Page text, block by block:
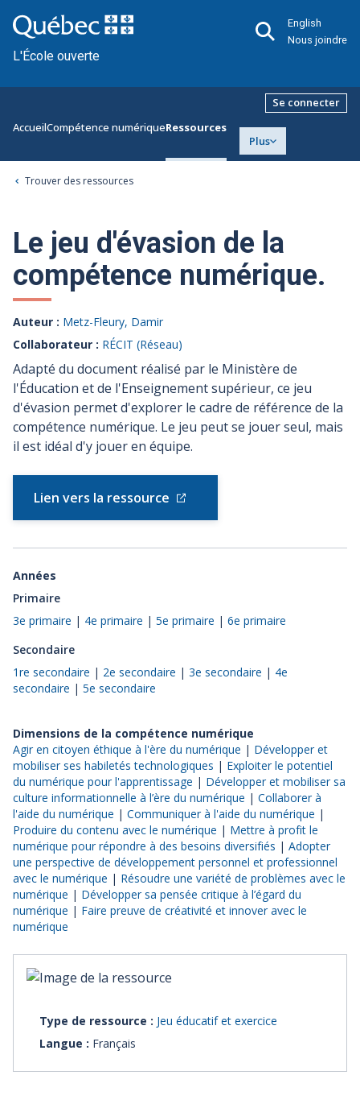
L'École ouverte
English
Nous joindre
AccueilCompétence numériqueRessources
Plus
Se connecter
Trouver des ressources
Le jeu d'évasion de la
compétence numérique.
Auteur : Metz-Fleury, Damir
Collaborateur : RÉCIT (Réseau)
Adapté du document réalisé par le Ministère de
l'Éducation et de l'Enseignement supérieur, ce jeu
d'évasion permet d'explorer le cadre de référence de la
compétence numérique. Le jeu peut se jouer seul, mais
il est idéal d'y jouer en équipe.
Lien vers la ressource
Années
Primaire
3e primaire | 4e primaire | 5e primaire | 6e primaire
Secondaire
1re secondaire | 2e secondaire | 3e secondaire | 4e
secondaire | 5e secondaire
Dimensions de la compétence numérique
Agir en citoyen éthique à l'ère du numérique | Développer et
mobiliser ses habiletés technologiques | Exploiter le potentiel
du numérique pour l'apprentissage | Développer et mobiliser sa
culture informationnelle à l’ère du numérique | Collaborer à
l'aide du numérique | Communiquer à l'aide du numérique |
Produire du contenu avec le numérique | Mettre à profit le
numérique pour répondre à des besoins diversifiés | Adopter
une perspective de développement personnel et professionnel
avec le numérique | Résoudre une variété de problèmes avec le
numérique | Développer sa pensée critique à l’égard du
numérique | Faire preuve de créativité et innover avec le
numérique
Type de ressource : Jeu éducatif et exercice
Langue : Français